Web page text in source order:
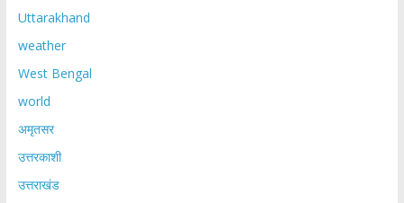
Uttarakhand
weather
West Bengal
world
अमृतसर
उत्तरकाशी
उत्तराखंड